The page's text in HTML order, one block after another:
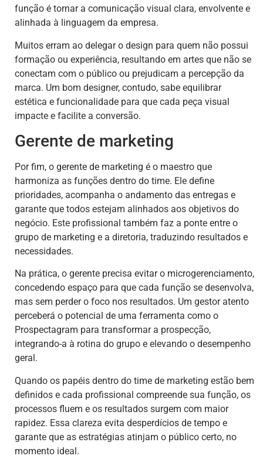
função é tornar a comunicação visual clara, envolvente e
alinhada à linguagem da empresa.
Muitos erram ao delegar o design para quem não possui
formação ou experiência, resultando em artes que não se
conectam com o público ou prejudicam a percepção da
marca. Um bom designer, contudo, sabe equilibrar
estética e funcionalidade para que cada peça visual
impacte e facilite a conversão.
Gerente de marketing
Por fim, o gerente de marketing é o maestro que
harmoniza as funções dentro do time. Ele define
prioridades, acompanha o andamento das entregas e
garante que todos estejam alinhados aos objetivos do
negócio. Este profissional também faz a ponte entre o
grupo de marketing e a diretoria, traduzindo resultados e
necessidades.
Na prática, o gerente precisa evitar o microgerenciamento,
concedendo espaço para que cada função se desenvolva,
mas sem perder o foco nos resultados. Um gestor atento
perceberá o potencial de uma ferramenta como o
Prospectagram para transformar a prospecção,
integrando-a à rotina do grupo e elevando o desempenho
geral.
Quando os papéis dentro do time de marketing estão bem
definidos e cada profissional compreende sua função, os
processos fluem e os resultados surgem com maior
rapidez. Essa clareza evita desperdícios de tempo e
garante que as estratégias atinjam o público certo, no
momento ideal.